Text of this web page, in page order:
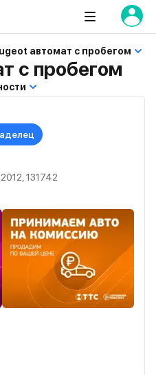
автомат с пробегом
с пробегом
131742